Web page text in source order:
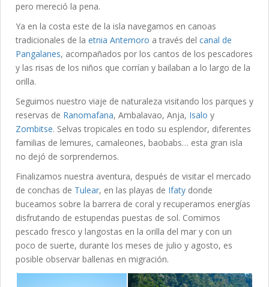
pero mereció la pena.
Ya en la costa este de la isla navegamos en canoas
tradicionales de la etnia Antemoro a través del canal de
Pangalanes, acompañados por los cantos de los pescadores
y las risas de los niños que corrían y bailaban a lo largo de la
orilla.
Seguimos nuestro viaje de naturaleza visitando los parques y
reservas de Ranomafana, Ambalavao, Anja, Isalo y
Zombitse. Selvas tropicales en todo su esplendor, diferentes
familias de lemures, camaleones, baobabs… esta gran isla
no dejó de sorprendernos.
Finalizamos nuestra aventura, después de visitar el mercado
de conchas de Tulear, en las playas de Ifaty donde
buceamos sobre la barrera de coral y recuperamos energías
disfrutando de estupendas puestas de sol. Comimos
pescado fresco y langostas en la orilla del mar y con un
poco de suerte, durante los meses de julio y agosto, es
posible observar ballenas en migración.